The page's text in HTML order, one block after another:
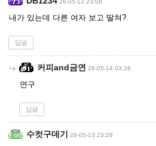
26-05-13 23:08
내가 있는데 다른 여자 보고 딸쳐?
답글
커피and금연 26-05-14 03:26
연구
답글
수컷구데기 26-05-13 23:28